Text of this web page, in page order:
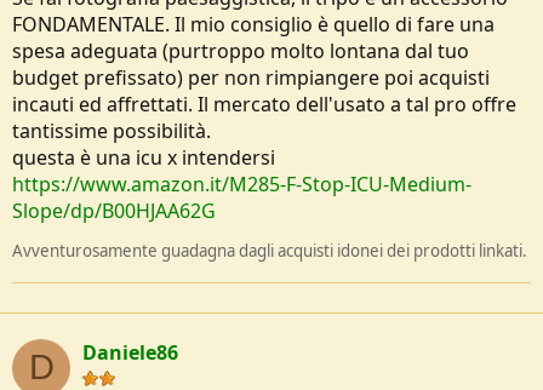
FONDAMENTALE. Il mio consiglio è quello di fare una
spesa adeguata (purtroppo molto lontana dal tuo
budget prefissato) per non rimpiangere poi acquisti
incauti ed affrettati. Il mercato dell'usato a tal pro offre
tantissime possibilità.
questa è una icu x intendersi
https://www.amazon.it/M285-F-Stop-ICU-Medium-
Slope/dp/B00HJAA62G
Avventurosamente guadagna dagli acquisti idonei dei prodotti linkati.
D Daniele86